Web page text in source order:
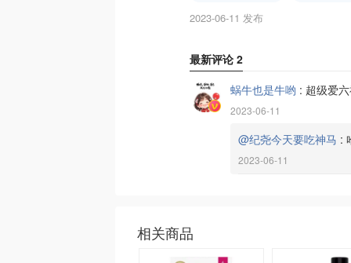
2023-06-11 发布
最新评论 2
蜗牛也是牛哟 : 超级爱
2023-06-11
@纪尧今天要吃神马 :
2023-06-11
相关商品